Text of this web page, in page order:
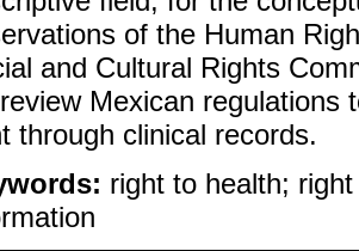
of the Human
and Cultural Rights
Mexican regulations
through clinical records.
right to health;